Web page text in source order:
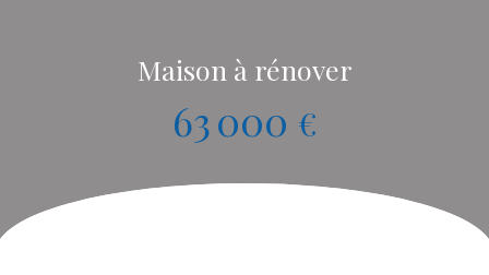
Maison à rénover
63 000 €